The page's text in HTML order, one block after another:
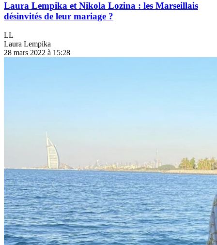
Laura Lempika et Nikola Lozina : les Marseillais
désinvités de leur mariage ?
LL
Laura Lempika
28 mars 2022 à 15:28